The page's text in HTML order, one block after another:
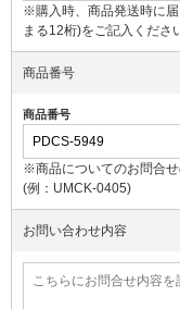
※購入時、商品発送時に
まる12桁)をご記入くださ
商品番号
商品番号
※商品についてのお問合せ
(例：UMCK-0405)
お問い合わせ内容